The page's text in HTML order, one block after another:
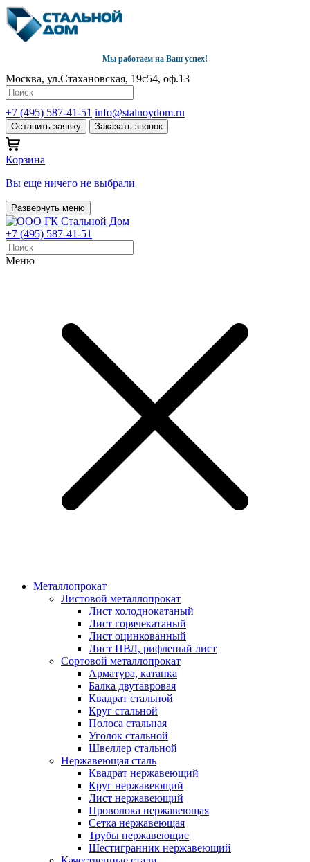
Мы работаем на Ваш успех!
Москва, ул.Стахановская, 19с54, оф.13
+7 (495) 587-41-51 info@stalnoydom.ru
Оставить заявку Заказать звонок
Корзина
Вы еще ничего не выбрали
Развернуть меню
+7 (495) 587-41-51
Меню
Металлопрокат
Листовой металлопрокат
Лист холоднокатаный
Лист горячекатаный
Лист оцинкованный
Лист ПВЛ, рифленый лист
Сортовой металлопрокат
Арматура, катанка
Балка двутавровая
Квадрат стальной
Круг стальной
Полоса стальная
Уголок стальной
Швеллер стальной
Нержавеющая сталь
Квадрат нержавеющий
Круг нержавеющий
Лист нержавеющий
Проволока нержавеющая
Сетка нержавеющая
Трубы нержавеющие
Шестигранник нержавеющий